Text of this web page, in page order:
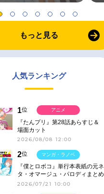
もっと見る
人気ランキング
1位
『たんプリ』第28話あらすじ＆
場面カット
2026/08/08 12:00
アニメ
2位
『僕とロボコ』単行本表紙の元ネ
タ・オマージュ・パロディまとめ
2026/07/21 10:00
マンガ・ラノベ